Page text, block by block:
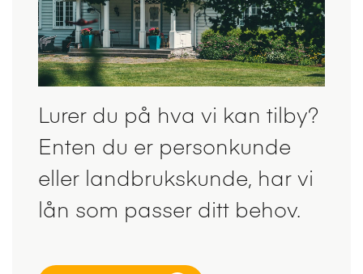
Lurer du på hva vi kan tilby?
Enten du er personkunde
eller landbrukskunde, har vi
lån som passer ditt behov.